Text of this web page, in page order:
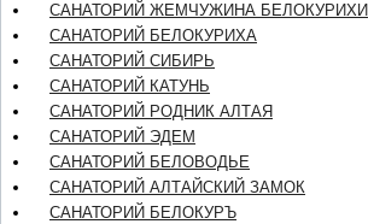
САНАТОРИЙ ЖЕМЧУЖИНА БЕЛОКУРИХИ
САНАТОРИЙ БЕЛОКУРИХА
САНАТОРИЙ СИБИРЬ
САНАТОРИЙ КАТУНЬ
САНАТОРИЙ РОДНИК АЛТАЯ
САНАТОРИЙ ЭДЕМ
САНАТОРИЙ БЕЛОВОДЬЕ
САНАТОРИЙ АЛТАЙСКИЙ ЗАМОК
САНАТОРИЙ БЕЛОКУРЪ